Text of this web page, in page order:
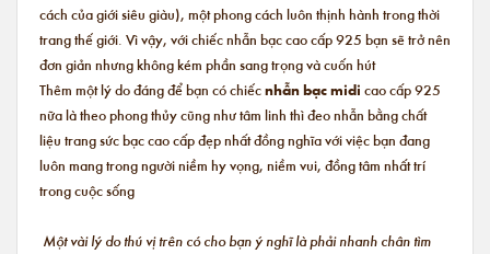
cách của giới siêu giàu), một phong cách luôn thịnh hành trong thời
trang thế giới. Vì vậy, với chiếc nhẫn bạc cao cấp 925 bạn sẽ trở nên
đơn giản nhưng không kém phần sang trọng và cuốn hút
Thêm một lý do đáng để bạn có chiếcnhẫn bạc midi cao cấp 925
nữa là theo phong thủy cũng như tâm linh thì đeo nhẫn bằng chất
liệu trang sức bạc cao cấp đẹp nhất đồng nghĩa với việc bạn đang
luôn mang trong người niềm hy vọng, niềm vui, đồng tâm nhất trí
trong cuộc sống
Một vài lý do thú vị trên có cho bạn ý nghĩ là phải nhanh chân tìm